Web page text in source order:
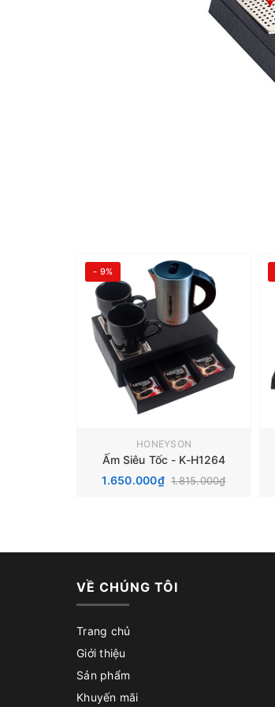
- 9%
HONEYSON
Ấm Siêu Tốc - K-H1264
1.650.000₫ 1.815.000₫
VỀ CHÚNG TÔI
Trang chủ
Giới thiệu
Sản phẩm
Khuyến mãi